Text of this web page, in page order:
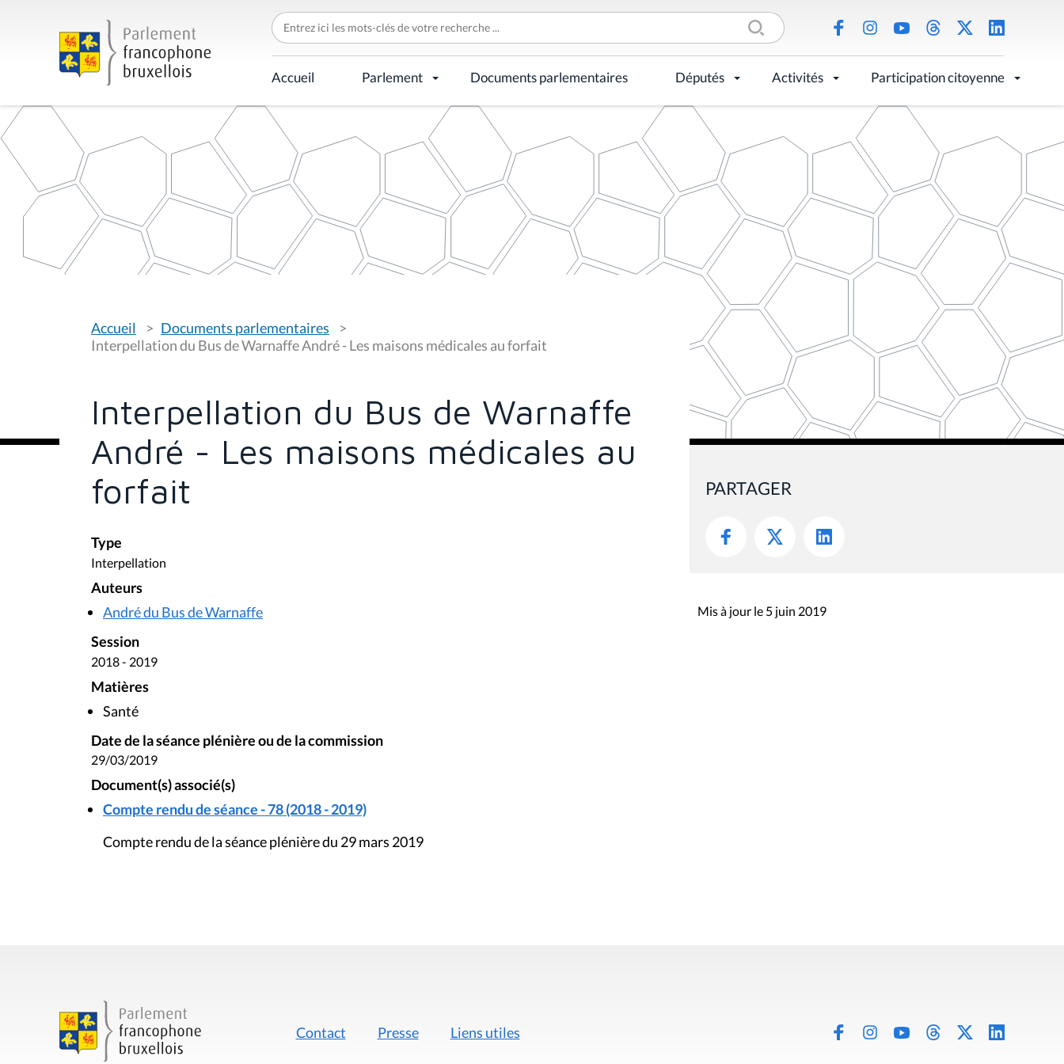
C
h
e
r
c
h
r
p
Accueil Parlement Documents parlementaires Députés Activités Participation citoyenne
o
u
Accueil
Documents parlementaires
Interpellation du Bus de Warnaffe André - Les maisons médicales au forfait
Interpellation du Bus de Warnaffe
André - Les maisons médicales au
forfait
Type
Interpellation
Auteurs
André du Bus de Warnaffe
Session
2018 - 2019
Matières
Santé
Date de la séance plénière ou de la commission
29/03/2019
Document(s) associé(s)
Compte rendu de séance - 78 (2018 - 2019)
Compte rendu de la séance plénière du 29 mars 2019
PARTAGER
Mis à jour le 5 juin 2019
Contact Presse Liens utiles